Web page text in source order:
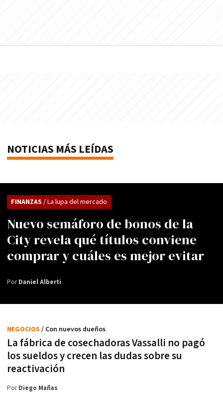
NOTICIAS MÁS LEÍDAS
Nuevo semáforo de bonos de la
City revela qué títulos conviene
comprar y cuáles es mejor evitar
FINANZAS / La lupa del mercado
PorDaniel Alberti
La fábrica de cosechadoras Vassalli no pagó
los sueldos y crecen las dudas sobre su
reactivación
NEGOCIOS / Con nuevos dueños
PorDiego Mañas